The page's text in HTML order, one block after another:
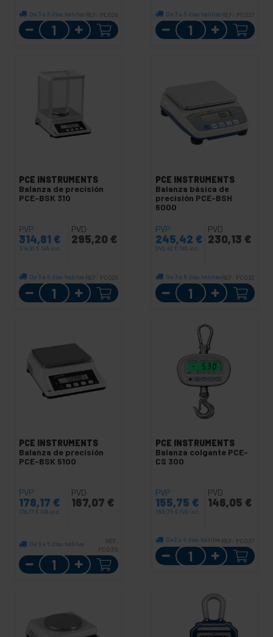
De 3 a 5 días hábiles REF: PC028
Cantidad
De 3 a 5 días hábiles REF: PC027
Cantidad
PCE INSTRUMENTS
Balanza de precisión
PCE-BSK 310
PVP
314,81 €
314,81 € IVA inc.
PVD
295,20 €
De 3 a 5 días hábiles REF: PC029
Cantidad
PCE INSTRUMENTS
Balanza básica de
precisión PCE-BSH
6000
PVP
245,42 €
245,42 € IVA inc.
PVD
230,13 €
De 3 a 5 días hábilesREF: PC032
Cantidad
PCE INSTRUMENTS
Balanza de precisión
PCE-BSK 5100
PVP
178,17 €
178,17 € IVA inc.
PVD
167,07 €
De 3 a 5 días hábiles
REF:
PC030
Cantidad
PCE INSTRUMENTS
Balanza colgante PCE-
CS 300
PVP
155,75 €
155,75 € IVA inc.
PVD
146,05 €
De 2 a 4 días hábiles REF: PC037
Cantidad